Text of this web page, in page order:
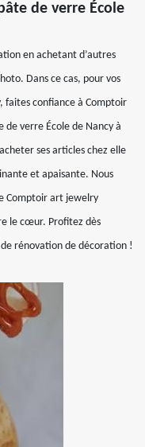
de verre École
en achetant d’autres
Dans ce cas, pour vos
faites confiance à Comptoir
verre École de Nancy à
ses articles chez elle
et apaisante. Nous
Comptoir art jewelry
le cœur. Profitez dès
rénovation de décoration !